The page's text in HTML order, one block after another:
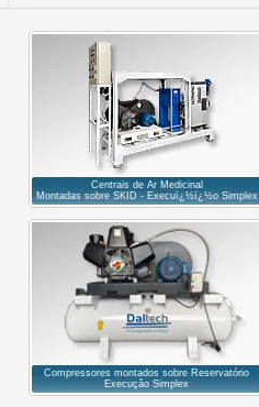
Centrais de Ar Medicinal
Montadas sobre SKID - Execuï¿½ï¿½o Simplex
Compressores montados sobre Reservatório
Execução Simplex